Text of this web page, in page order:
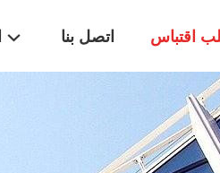
اتصل بنا اقتباس